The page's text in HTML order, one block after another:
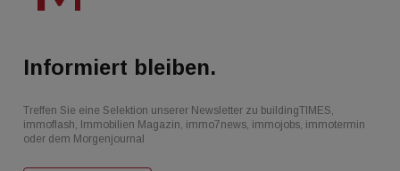
Informiert bleiben.
Treffen Sie eine Selektion unserer Newsletter zu buildingTIMES,
immoflash, Immobilien Magazin, immo7news, immojobs, immotermin
oder dem Morgenjournal